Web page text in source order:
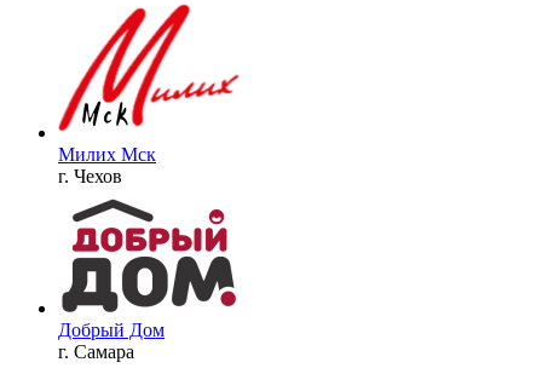
Милих Мск
г. Чехов
Добрый Дом
г. Самара